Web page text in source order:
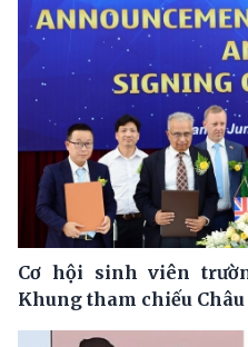
Cơ hội sinh viên
Khung tham chiếu Châu